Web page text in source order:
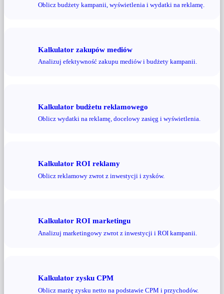
Oblicz budżety kampanii, wyświetlenia i wydatki na reklamę.
Kalkulator zakupów mediów
Analizuj efektywność zakupu mediów i budżety kampanii.
Kalkulator budżetu reklamowego
Oblicz wydatki na reklamę, docelowy zasięg i wyświetlenia.
Kalkulator ROI reklamy
Oblicz reklamowy zwrot z inwestycji i zysków.
Kalkulator ROI marketingu
Analizuj marketingowy zwrot z inwestycji i ROI kampanii.
Kalkulator zysku CPM
Oblicz marżę zysku netto na podstawie CPM i przychodów.